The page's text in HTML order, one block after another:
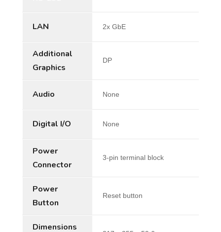
LAN 2x GbE
Additional
Graphics
DP
Audio None
Digital I/O None
Power
Connector
3-pin terminal block
Power
Button
Reset button
Dimensions